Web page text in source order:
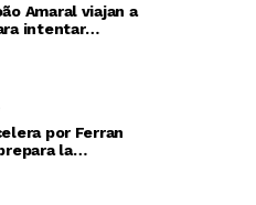
Amaral viajan a
intentar
el fichaje de
por Ferran
la
con el Barça